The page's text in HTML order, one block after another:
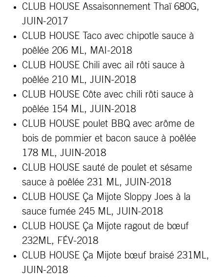
CLUB HOUSE Assaisonnement Thaï 680G,
JUIN-2017
CLUB HOUSE Taco avec chipotle sauce à
poêlée 206 ML, MAI-2018
CLUB HOUSE Chili avec ail rôti sauce à
poêlée 210 ML, JUIN-2018
CLUB HOUSE Côte avec chili rôti sauce à
poêlée 154 ML, JUIN-2018
CLUB HOUSE poulet BBQ avec arôme de
bois de pommier et bacon sauce à poêlée
178 ML, JUIN-2018
CLUB HOUSE sauté de poulet et sésame
sauce à poêlée 231 ML, JUIN-2018
CLUB HOUSE Ça Mijote Sloppy Joes à la
sauce fumée 245 ML, JUIN-2018
CLUB HOUSE Ça Mijote ragout de bœuf
232ML, FÉV-2018
CLUB HOUSE Ça Mijote bœuf braisé 231ML,
JUIN-2018